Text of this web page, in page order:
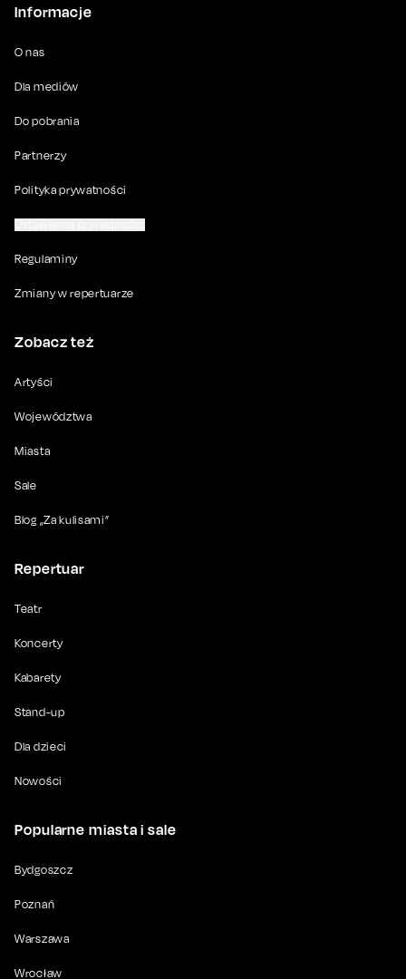
Informacje
O nas
Dla mediów
Do pobrania
Partnerzy
Polityka prywatności
Regulaminy
Zmiany w repertuarze
Zobacz też
Artyści
Województwa
Miasta
Sale
Blog „Za kulisami”
Repertuar
Teatr
Koncerty
Kabarety
Stand-up
Dla dzieci
Nowości
Popularne miasta i sale
Bydgoszcz
Poznań
Warszawa
Wrocław